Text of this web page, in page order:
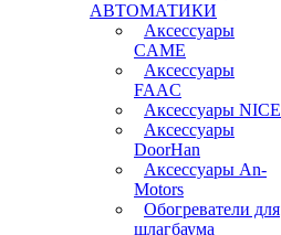
АВТОМАТИКИ
Аксессуары
CAME
Аксессуары
FAAC
Аксессуары NICE
Аксессуары
DoorHan
Аксессуары An-
Motors
Обогреватели для
шлагбаума